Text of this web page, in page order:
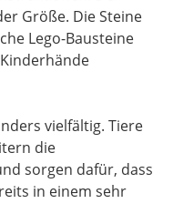
Größe. Die Steine
Lego-Bausteine
vielfältig. Tiere
die
sorgen dafür, dass
in einem sehr